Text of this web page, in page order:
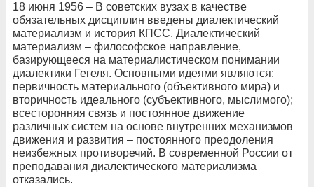
18 июня 1956 – В советских вузах в качестве
обязательных дисциплин введены диалектический
материализм и история КПСС. Диалектический
материализм – философское направление,
базирующееся на материалистическом понимании
диалектики Гегеля. Основными идеями являются:
первичность материального (объективного мира) и
вторичность идеального (субъективного, мыслимого);
всесторонняя связь и постоянное движение
различных систем на основе внутренних механизмов
движения и развития – постоянного преодоления
неизбежных противоречий. В современной России от
преподавания диалектического материализма
отказались.